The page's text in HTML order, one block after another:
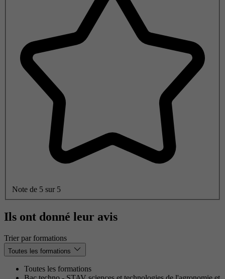
Note de 5 sur 5
Ils ont donné leur avis
Trier par formations
Toutes les formations
Toutes les formations